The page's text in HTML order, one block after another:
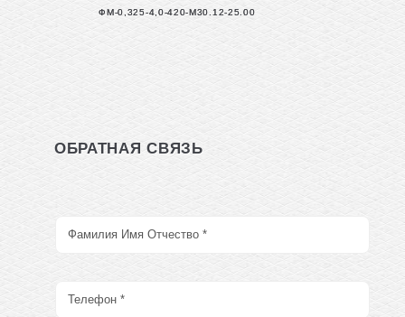
ФМ-0,325-4,0-420-М30.12-25.00
ОБРАТНАЯ СВЯЗЬ